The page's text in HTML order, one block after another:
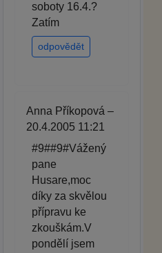
soboty 16.4.?
Zatím
odpovědět
Anna Příkopová –
20.4.2005 11:21
#9##9#Vážený
pane
Husare,moc
díky za skvělou
přípravu ke
zkouškám.V
pondělí jsem